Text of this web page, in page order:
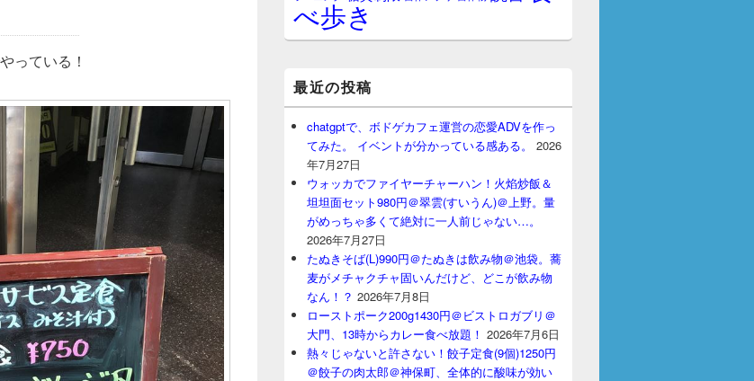
っている！
べ歩き
最近の投稿
chatgptで、ボドゲカフェ運営の恋愛ADVを作っ
てみた。 イベントが分かっている感ある。
2026
年7月27日
ウォッカでファイヤーチャーハン！火焰炒飯＆
坦坦面セット980円＠翠雲(すいうん)＠上野。量
がめっちゃ多くて絶対に一人前じゃない…。
2026年7月27日
たぬきそば(L)990円＠たぬきは飲み物＠池袋。蕎
麦がメチャクチャ固いんだけど、どこが飲み物
なん！？ 2026年7月8日
ローストポーク200g1430円＠ビストロガブリ＠
大門、13時からカレー食べ放題！ 2026年7月6日
熱々じゃないと許さない！餃子定食(9個)1250円
＠餃子の肉太郎＠神保町、全体的に酸味が効い